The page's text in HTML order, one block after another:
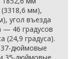
мм),
угол въезда
— 46 градусов
(24,9 градуса).
дюймовые